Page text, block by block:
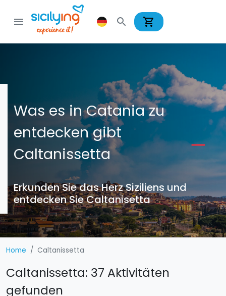
menu search shopping_cart
Was es in Catania zu
entdecken gibt
Caltanissetta
Erkunden Sie das Herz Siziliens und
entdecken Sie Caltanisetta
Home Caltanissetta
Caltanissetta: 37 Aktivitäten
gefunden